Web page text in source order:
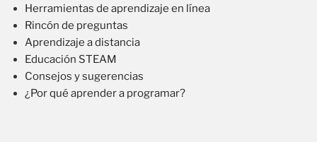
Herramientas de aprendizaje en línea
Rincón de preguntas
Aprendizaje a distancia
Educación STEAM
Consejos y sugerencias
¿Por qué aprender a programar?